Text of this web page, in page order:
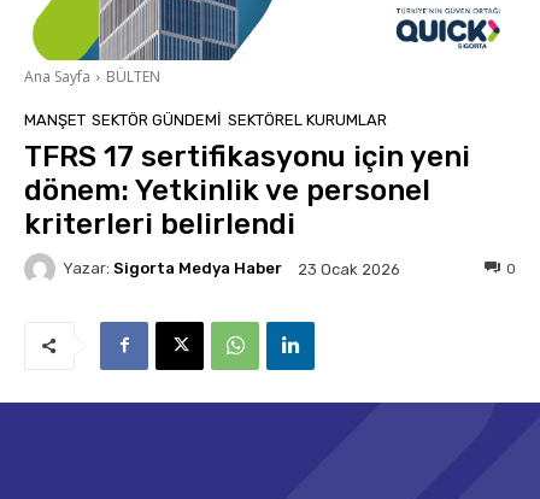
Ana Sayfa BÜLTEN
MANŞET SEKTÖR GÜNDEMİ SEKTÖREL KURUMLAR
TFRS 17 sertifikasyonu için yeni
dönem: Yetkinlik ve personel
kriterleri belirlendi
Yazar: Sigorta Medya Haber 23 Ocak 2026 0